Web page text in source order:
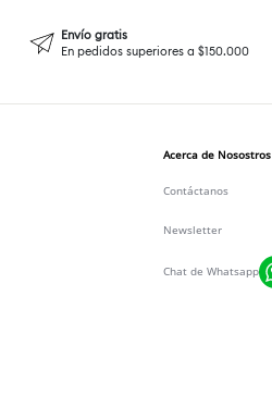
Envío gratis
En pedidos superiores a $150.000
Acerca de Nosostros
Contáctanos
Newsletter
Chat de Whatsapp